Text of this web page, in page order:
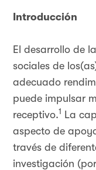
Introducción
El desarrollo de
sociales de
adecuado
puede impulsar
receptivo.1
La
aspecto de
través de
investigación